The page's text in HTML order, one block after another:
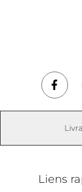
f
Liens